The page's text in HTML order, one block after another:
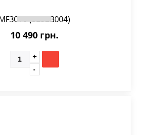
10 490 грн.